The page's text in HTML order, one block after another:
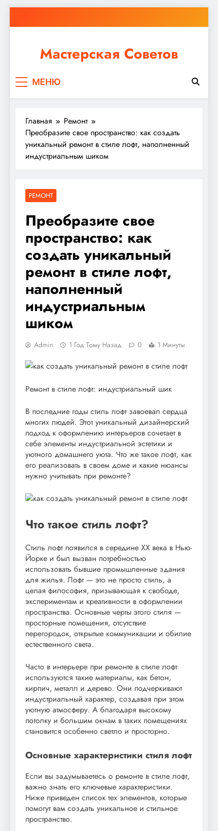
к
Мастерская Советов
ремонт или крупное строительство, в Мастерской
МЕНЮ
Главная
Ремонт
Преобразите свое пространство: как создать
уникальный ремонт в стиле лофт, наполненный
индустриальным шиком
РЕМОНТ
Преобразите свое
пространство: как
создать уникальный
ремонт в стиле лофт,
наполненный
индустриальным
шиком
Admin 1 Год Тому Назад 0 1 Минуты
Ремонт в стиле лофт: индустриальный шик
В последние годы стиль лофт завоевал сердца
многих людей. Этот уникальный дизайнерский
подход к оформлению интерьеров сочетает в
себе элементы индустриальной эстетики и
уютного домашнего уюта. Что же такое лофт, как
его реализовать в своем доме и какие нюансы
нужно учитывать при ремонте?
Что такое стиль лофт?
Стиль лофт появился в середине XX века в Нью-
Йорке и был вызван потребностью
использовать бывшие промышленные здания
для жилья. Лофт — это не просто стиль, а
целая философия, призывающая к свободе,
экспериментам и креативности в оформлении
пространства. Основные черты этого стиля —
просторные помещения, отсутствие
перегородок, открытые коммуникации и обилие
естественного света.
Часто в интерьере при ремонте в стиле лофт
используются такие материалы, как бетон,
кирпич, металл и дерево. Они подчеркивают
индустриальный характер, создавая при этом
уютную атмосферу. А благодаря высокому
потолку и большим окнам в таких помещениях
становится особенно светло и просторно.
Основные характеристики стиля лофт
Если вы задумываетесь о ремонте в стиле лофт,
важно знать его ключевые характеристики.
Ниже приведен список тех элементов, которые
помогут вам создать уникальное и стильное
пространство.